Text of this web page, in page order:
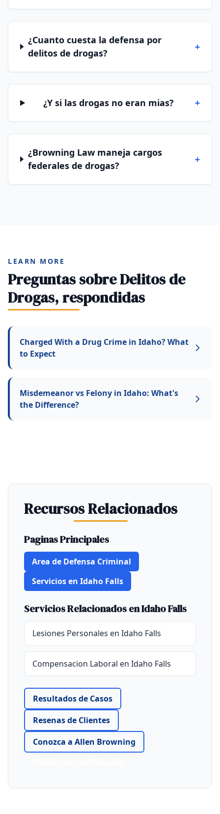
¿Cuanto cuesta la defensa por
delitos de drogas?
+
¿Y si las drogas no eran mias? +
¿Browning Law maneja cargos
federales de drogas?
+
LEARN MORE
Preguntas sobre Delitos de
Drogas, respondidas
Charged With a Drug Crime in Idaho? What
to Expect
Misdemeanor vs Felony in Idaho: What's
the Difference?
Recursos Relacionados
Paginas Principales
Area de Defensa Criminal
Servicios en Idaho Falls
Servicios Relacionados en Idaho Falls
Lesiones Personales en Idaho Falls
Compensacion Laboral en Idaho Falls
Resultados de Casos
Resenas de Clientes
Conozca a Allen Browning